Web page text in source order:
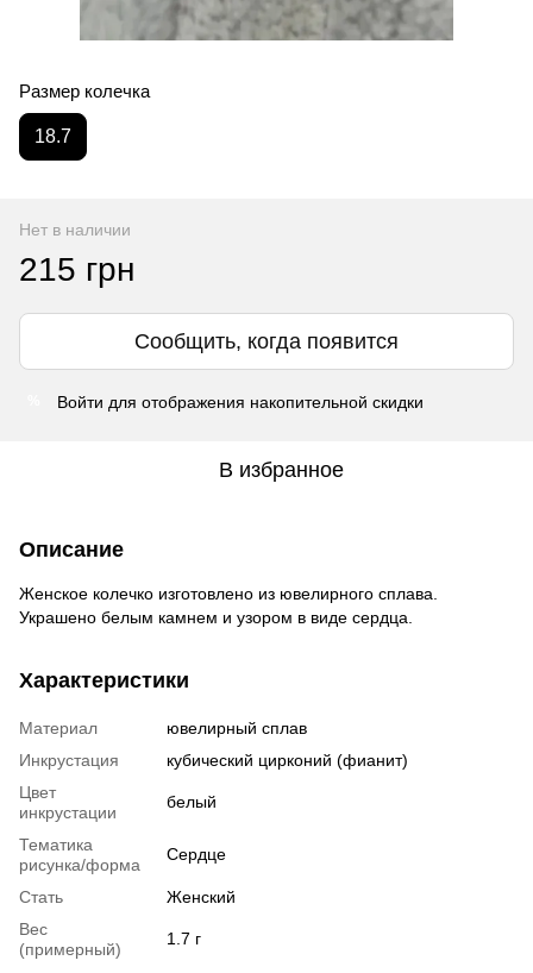
Размер колечка
18.7
Нет в наличии
215 грн
Сообщить, когда появится
Войти для отображения накопительной скидки
В избранное
Описание
Женское колечко изготовлено из ювелирного сплава.
Украшено белым камнем и узором в виде сердца.
Характеристики
Материал
ювелирный сплав
Инкрустация
кубический цирконий (фианит)
Цвет
инкрустации
белый
Тематика
рисунка/форма
Сердце
Стать
Женский
Вес
(примерный)
1.7 г